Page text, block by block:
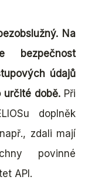
Na
bezpečnost
údajů
určité době. Při
doplněk
zdali mají
povinné
API.